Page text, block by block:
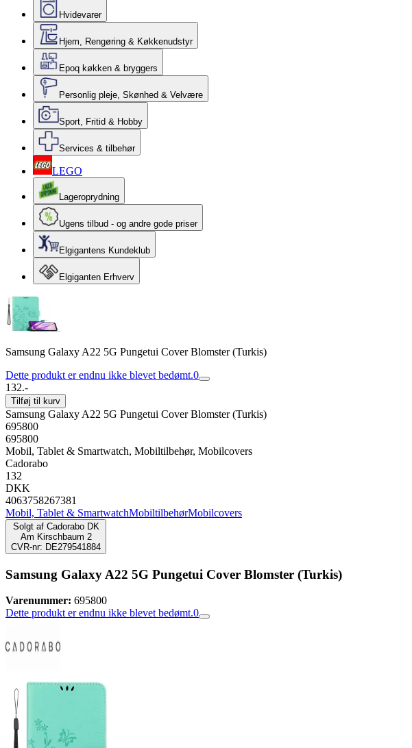
Hvidevarer
Hjem, Rengøring & Køkkenudstyr
Epoq køkken & bryggers
Personlig pleje, Skønhed & Velvære
Sport, Fritid & Hobby
Services & tilbehør
LEGO
Lageroprydning
Ugens tilbud - og andre gode priser
Elgigantens Kundeklub
Elgiganten Erhverv
Samsung Galaxy A22 5G Pungetui Cover Blomster (Turkis)
Dette produkt er endnu ikke blevet bedømt.0
132.-
Tilføj til kurv
Samsung Galaxy A22 5G Pungetui Cover Blomster (Turkis)
695800
695800
Mobil, Tablet & Smartwatch, Mobiltilbehør, Mobilcovers
Cadorabo
132
DKK
4063758267381
Mobil, Tablet & SmartwatchMobiltilbehørMobilcovers
Solgt af Cadorabo DK
Am Kirschbaum 2
CVR-nr: DE279541884
Samsung Galaxy A22 5G Pungetui Cover Blomster (Turkis)
Varenummer: 695800
Dette produkt er endnu ikke blevet bedømt.0